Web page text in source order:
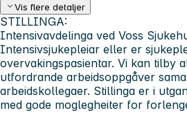
Vis flere detaljer
STILLINGA:
Intensivavdelinga ved Voss
Intensivsjukepleiar eller er
overvakingspasientar. Vi kan tilby
utfordrande arbeidsoppgåver
arbeidskollegaer. Stillinga er i
med gode moglegheiter for